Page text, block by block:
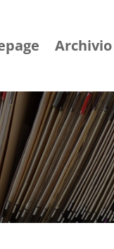
Archivio